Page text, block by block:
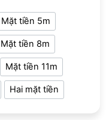
Mặt tiền 5m
Mặt tiền 8m
Mặt tiền 11m
Hai mặt tiền